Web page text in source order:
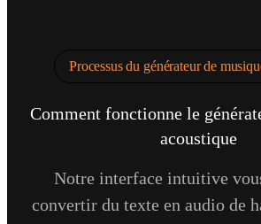
Processus du générateur de
Comment fonctionne le
acoustique
Notre interface intuitive
convertir du texte en audio de